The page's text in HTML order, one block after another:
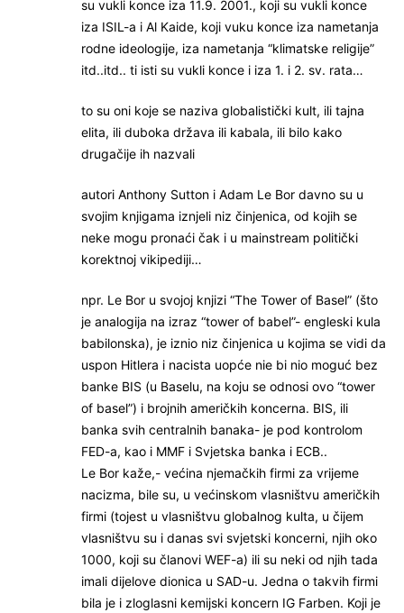
su vukli konce iza 11.9. 2001., koji su vukli konce
iza ISIL-a i Al Kaide, koji vuku konce iza nametanja
rodne ideologije, iza nametanja “klimatske religije”
itd..itd.. ti isti su vukli konce i iza 1. i 2. sv. rata…
to su oni koje se naziva globalistički kult, ili tajna
elita, ili duboka država ili kabala, ili bilo kako
drugačije ih nazvali
autori Anthony Sutton i Adam Le Bor davno su u
svojim knjigama iznjeli niz činjenica, od kojih se
neke mogu pronaći čak i u mainstream politički
korektnoj vikipediji…
npr. Le Bor u svojoj knjizi “The Tower of Basel” (što
je analogija na izraz “tower of babel”- engleski kula
babilonska), je iznio niz činjenica u kojima se vidi da
uspon Hitlera i nacista uopće nie bi nio moguć bez
banke BIS (u Baselu, na koju se odnosi ovo “tower
of basel”) i brojnih američkih koncerna. BIS, ili
banka svih centralnih banaka- je pod kontrolom
FED-a, kao i MMF i Svjetska banka i ECB..
Le Bor kaže,- većina njemačkih firmi za vrijeme
nacizma, bile su, u većinskom vlasništvu američkih
firmi (tojest u vlasništvu globalnog kulta, u čijem
vlasništvu su i danas svi svjetski koncerni, njih oko
1000, koji su članovi WEF-a) ili su neki od njih tada
imali dijelove dionica u SAD-u. Jedna o takvih firmi
bila je i zloglasni kemijski koncern IG Farben. Koji je